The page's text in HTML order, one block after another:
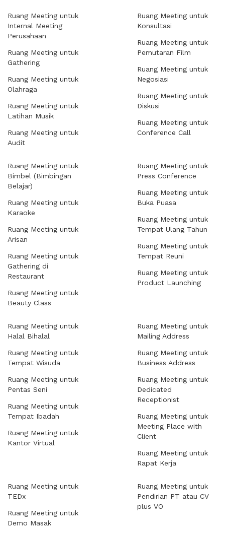
Ruang Meeting untuk
Internal Meeting
Perusahaan
Ruang Meeting untuk
Gathering
Ruang Meeting untuk
Olahraga
Ruang Meeting untuk
Latihan Musik
Ruang Meeting untuk
Audit
Ruang Meeting untuk
Konsultasi
Ruang Meeting untuk
Pemutaran Film
Ruang Meeting untuk
Negosiasi
Ruang Meeting untuk
Diskusi
Ruang Meeting untuk
Conference Call
Ruang Meeting untuk
Bimbel (Bimbingan
Belajar)
Ruang Meeting untuk
Karaoke
Ruang Meeting untuk
Arisan
Ruang Meeting untuk
Gathering di
Restaurant
Ruang Meeting untuk
Beauty Class
Ruang Meeting untuk
Press Conference
Ruang Meeting untuk
Buka Puasa
Ruang Meeting untuk
Tempat Ulang Tahun
Ruang Meeting untuk
Tempat Reuni
Ruang Meeting untuk
Product Launching
Ruang Meeting untuk
Halal Bihalal
Ruang Meeting untuk
Tempat Wisuda
Ruang Meeting untuk
Pentas Seni
Ruang Meeting untuk
Tempat Ibadah
Ruang Meeting untuk
Kantor Virtual
Ruang Meeting untuk
Mailing Address
Ruang Meeting untuk
Business Address
Ruang Meeting untuk
Dedicated
Receptionist
Ruang Meeting untuk
Meeting Place with
Client
Ruang Meeting untuk
Rapat Kerja
Ruang Meeting untuk
TEDx
Ruang Meeting untuk
Demo Masak
Ruang Meeting untuk
Pendirian PT atau CV
plus VO